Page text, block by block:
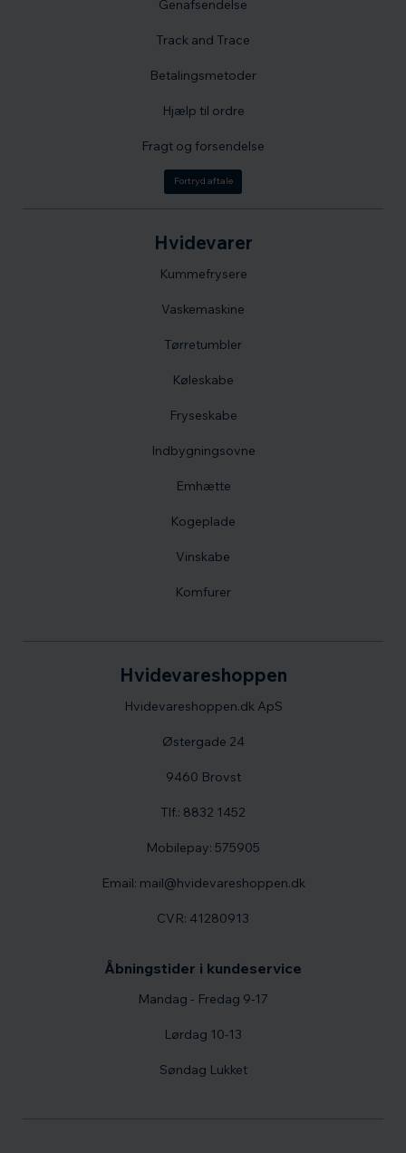
Hvidevareshoppen
Hvidevareshoppen.dk ApS
Østergade 24
9460 Brovst
Tlf.: 8832 1452
Mobilepay: 575905
Email: mail@hvidevareshoppen.dk
CVR: 41280913
Åbningstider i kundeservice
Mandag - Fredag 9-17
Lørdag 10-13
Søndag Lukket
Hvidevarer
Kummefrysere
Vaskemaskine
Tørretumbler
Køleskabe
Fryseskabe
Indbygningsovne
Emhætte
Kogeplade
Vinskabe
Komfurer
Genafsendelse
Track and Trace
Betalingsmetoder
Hjælp til ordre
Fragt og forsendelse
Fortryd aftale